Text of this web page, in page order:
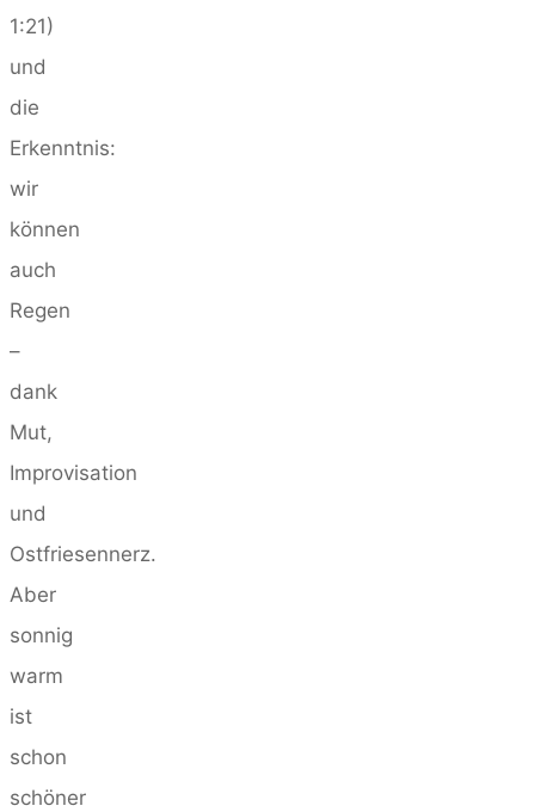
1:21)
und
die
Erkenntnis:
wir
können
auch
Regen
–
dank
Mut,
Improvisation
und
Ostfriesennerz.
Aber
sonnig
warm
ist
schon
schöner